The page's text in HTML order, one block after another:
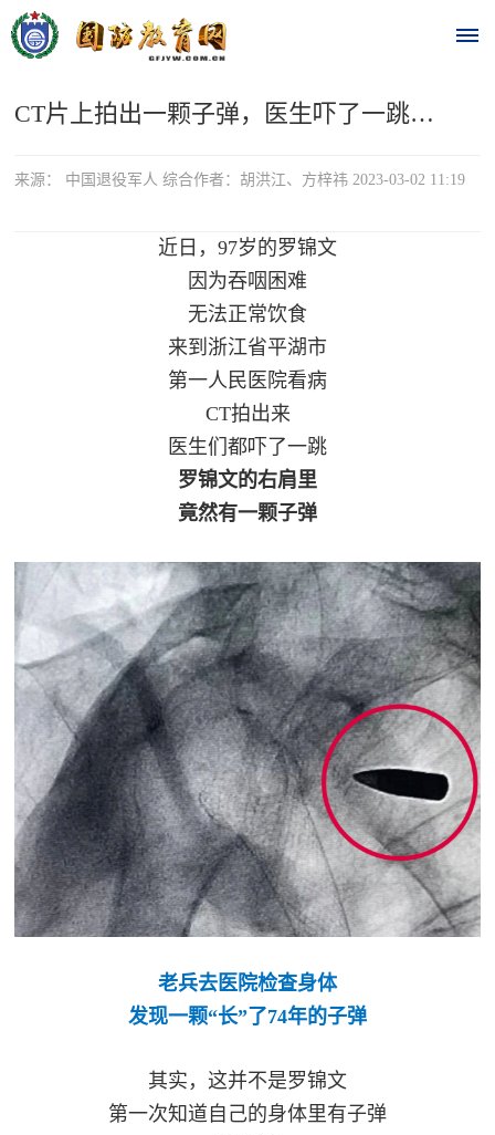
首
页
政
闻
时
政
要
闻
热
点
追
踪
国
防
法
规
国
防
法
规
国
防
知
识
防
知
民
防
CT片上拍出一颗子弹，医生吓了一跳…
来源： 中国退役军人 综合作者：胡洪江、方梓祎 2023-03-02 11:19
近日，97岁的罗锦文
因为吞咽困难
无法正常饮食
来到浙江省平湖市
第一人民医院看病
CT拍出来
医生们都吓了一跳
罗锦文的右肩里
竟然有一颗子弹
老兵去医院检查身体
发现一颗“长”了74年的子弹
其实，这并不是罗锦文
第一次知道自己的身体里有子弹